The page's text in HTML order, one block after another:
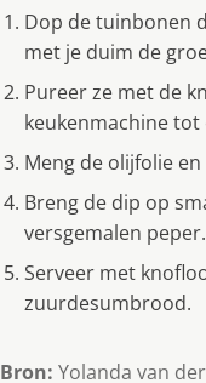
Dop de tuinbonen
met je duim de
Pureer ze met de
keukenmachine tot
Meng de olijfolie
Breng de dip op
versgemalen peper.
Serveer met
zuurdesumbrood.
Bron: Yolanda van